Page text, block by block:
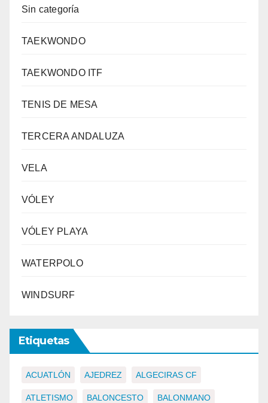
Sin categoría
TAEKWONDO
TAEKWONDO ITF
TENIS DE MESA
TERCERA ANDALUZA
VELA
VÓLEY
VÓLEY PLAYA
WATERPOLO
WINDSURF
Etiquetas
ACUATLÓN AJEDREZ ALGECIRAS CF
ATLETISMO BALONCESTO BALONMANO